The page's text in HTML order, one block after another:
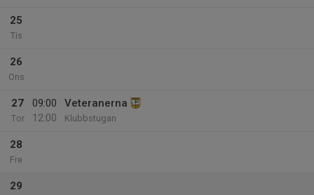
25
Tis
26
Ons
27
Tor
09:00
12:00
Veteranerna
Klubbstugan
28
Fre
29